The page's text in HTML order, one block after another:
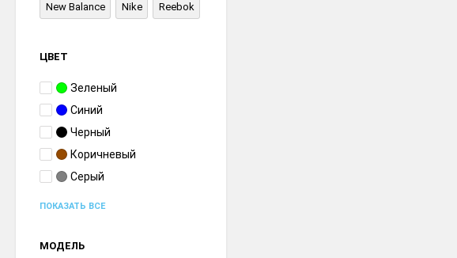
New Balance Nike Reebok
ЦВЕТ
Зеленый
Синий
Черный
Коричневый
Серый
ПОКАЗАТЬ ВСЕ
МОДЕЛЬ